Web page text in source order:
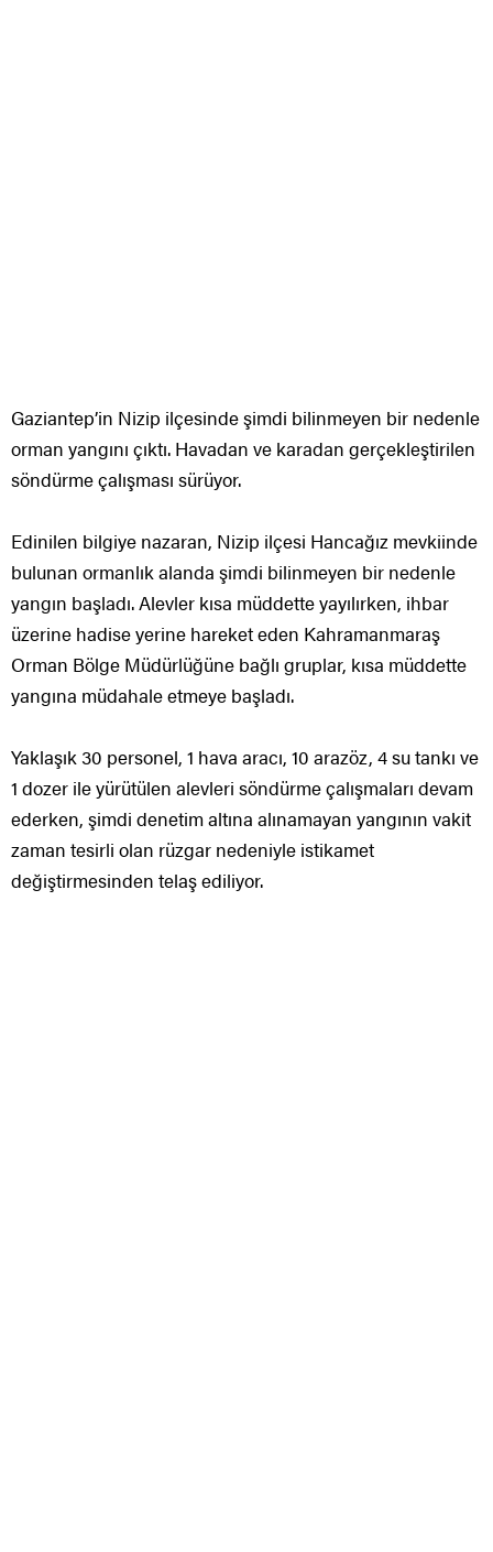
Gaziantep’in Nizip ilçesinde şimdi bilinmeyen bir nedenle
orman yangını çıktı. Havadan ve karadan gerçekleştirilen
söndürme çalışması sürüyor.
Edinilen bilgiye nazaran, Nizip ilçesi Hancağız mevkiinde
bulunan ormanlık alanda şimdi bilinmeyen bir nedenle
yangın başladı. Alevler kısa müddette yayılırken, ihbar
üzerine hadise yerine hareket eden Kahramanmaraş
Orman Bölge Müdürlüğüne bağlı gruplar, kısa müddette
yangına müdahale etmeye başladı.
Yaklaşık 30 personel, 1 hava aracı, 10 arazöz, 4 su tankı ve
1 dozer ile yürütülen alevleri söndürme çalışmaları devam
ederken, şimdi denetim altına alınamayan yangının vakit
zaman tesirli olan rüzgar nedeniyle istikamet
değiştirmesinden telaş ediliyor.